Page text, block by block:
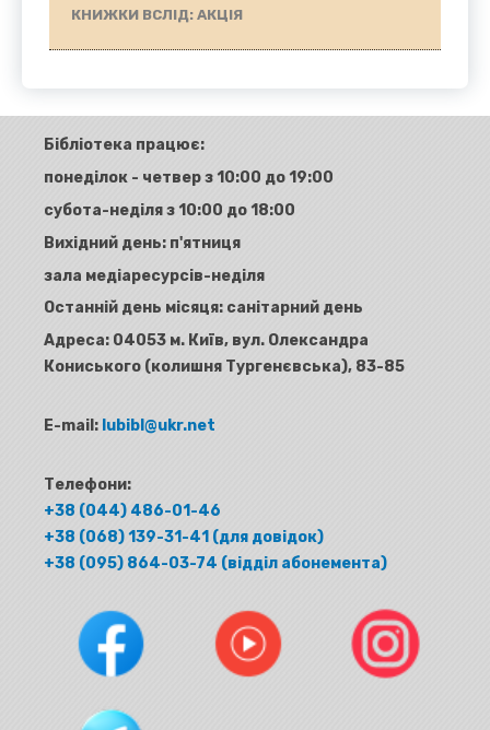
КНИЖКИ ВСЛІД: АКЦІЯ
Бібліотека працює:
понеділок - четвер з 10:00 до 19:00
субота-неділя з 10:00 до 18:00
Вихідний день: п'ятниця
зала медіаресурсів-неділя
Останній день місяця: санітарний день
Адреса: 04053 м. Київ, вул. Олександра
Кониського (колишня Тургенєвська), 83-85
E-mail: lubibl@ukr.net
Телефони:
+38 (044) 486-01-46
+38 (068) 139-31-41 (для довідок)
+38 (095) 864-03-74 (відділ абонемента)